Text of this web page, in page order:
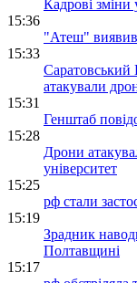
Кадрові
15:36
"Атеш"
15:33
Саратовський
атакували
15:31
Генштаб
15:28
Дрони
університет
15:25
рф стали
15:19
Зрадник
Полтавщині
15:17